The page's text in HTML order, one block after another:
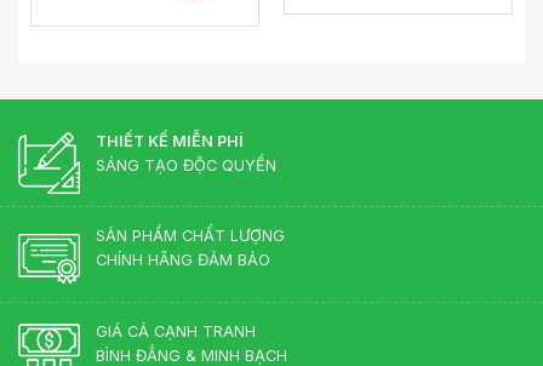
THIẾT KẾ MIỄN PHÍ
SÁNG TẠO ĐỘC QUYỀN
SẢN PHẨM CHẤT LƯỢNG
CHÍNH HÃNG ĐẢM BẢO
GIÁ CẢ CẠNH TRANH
BÌNH ĐẲNG & MINH BẠCH